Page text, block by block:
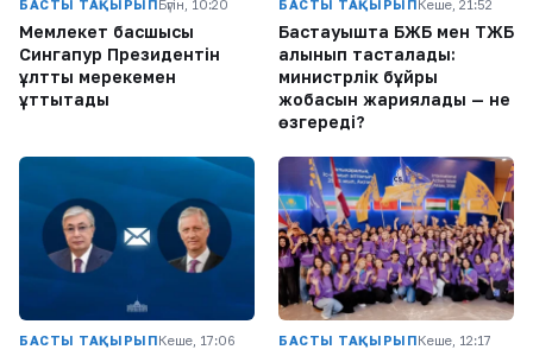
БАСТЫ ТАҚЫРЫПБүгін, 10:20
Мемлекет басшысы
Сингапур Президентін
ұлттық мерекемен
құттықтады
БАСТЫ ТАҚЫРЫПКеше, 21:52
Бастауышта БЖБ мен ТЖБ
алынып тасталады:
министрлік бұйрық
жобасын жариялады — не
өзгереді?
БАСТЫ ТАҚЫРЫПКеше, 17:06 БАСТЫ ТАҚЫРЫПКеше, 12:17